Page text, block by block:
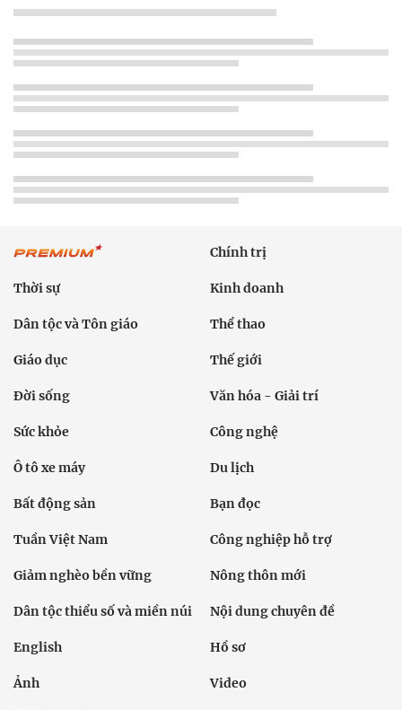
Chính trị
Thời sự Kinh doanh
Dân tộc và Tôn giáo Thể thao
Giáo dục Thế giới
Đời sống Văn hóa - Giải trí
Sức khỏe Công nghệ
Ô tô xe máy Du lịch
Bất động sản Bạn đọc
Tuần Việt Nam Công nghiệp hỗ trợ
Giảm nghèo bền vững Nông thôn mới
Dân tộc thiểu số và miền núi Nội dung chuyên đề
English Hồ sơ
Ảnh Video